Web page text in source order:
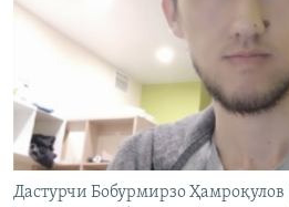
Дастурчи Бобурмирзо